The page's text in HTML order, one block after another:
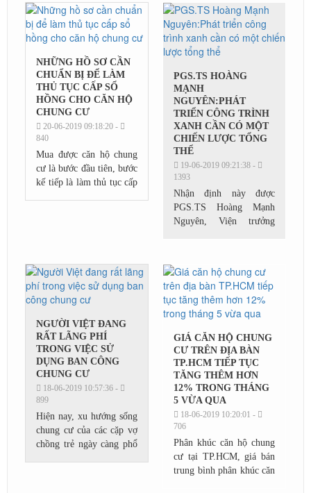
triển nhà ở để tạo...
NHỮNG HỒ SƠ CẦN
CHUẨN BỊ ĐỂ LÀM
THỦ TỤC CẤP SỔ
HỒNG CHO CĂN HỘ
CHUNG CƯ
20-06-2019 09:18:20 -
840
Mua được căn hộ chung
cư là bước đầu tiên, bước
kế tiếp là làm thủ tục cấp
PGS.TS HOÀNG
MẠNH
NGUYÊN:PHÁT
TRIỂN CÔNG TRÌNH
XANH CẦN CÓ MỘT
CHIẾN LƯỢC TỔNG
THỂ
19-06-2019 09:21:38 -
1393
Nhận định này được
PGS.TS Hoàng Mạnh
Nguyên, Viện trưởng
Cafe Xanh với chủ đề
Trường...
NGƯỜI VIỆT ĐANG
RẤT LÃNG PHÍ
TRONG VIỆC SỬ
DỤNG BAN CÔNG
CHUNG CƯ
18-06-2019 10:57:36 -
899
Hiện nay, xu hướng sống
chung cư của các cặp vợ
chồng trẻ ngày càng phổ
GIÁ CĂN HỘ CHUNG
CƯ TRÊN ĐỊA BÀN
TP.HCM TIẾP TỤC
TĂNG THÊM HƠN
12% TRONG THÁNG
5 VỪA QUA
18-06-2019 10:20:01 -
706
Phân khúc căn hộ chung
cư tại TP.HCM, giá bán
trung bình phân khúc căn